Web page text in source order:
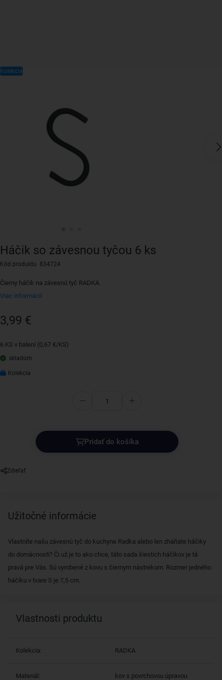
Háčik so závesnou tyčou 6 ks
Kód produktu 834724
Čierny háčik na závesnú tyč RADKA.
Viac informácií
3,99 €
6 KS v balení (0,67 €/KS)
skladom
Kolekcia
Pridať do košíka
Zdieľať
Kolekcia
Užitočné informácie
Vlastníte našu závesnú tyč do kuchyne Radka alebo len zháňate háčiky
do domácnosti? Či už je to ako chce, táto sada šiestich háčikov je tá
pravá pre Vás. Sú vyrobené z kovu s čiernym nástrekom. Rozmer jedného
háčiku v tvare S je 7,5 cm.
Vlastnosti produktu
Kolekcia: RADKA
Materiál: kov s povrchovou úpravou